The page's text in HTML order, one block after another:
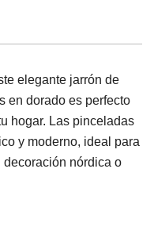
elegante jarrón de
en dorado es perfecto
hogar. Las pinceladas
y moderno, ideal para
nórdica o